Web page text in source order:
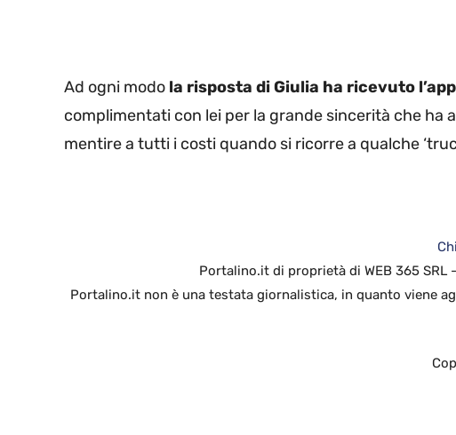
Ad ogni modo la risposta di Giulia ha ricevuto
complimentati con lei per la grande sincerità che ha
mentire a tutti i costi quando si ricorre a qualche
Portalino.it di proprietà di WEB 365 SRL
Portalino.it non è una testata giornalistica, in quanto viene